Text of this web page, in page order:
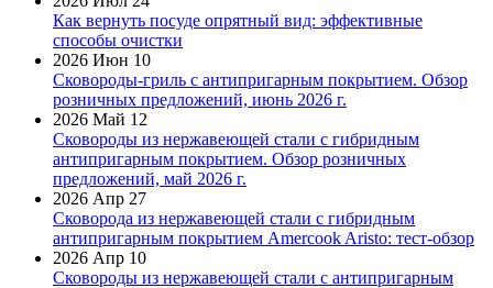
Как вернуть посуде опрятный вид: эффективные
способы очистки
2026 Июн 10
Сковороды-гриль с антипригарным покрытием. Обзор
розничных предложений, июнь 2026 г.
2026 Май 12
Сковороды из нержавеющей стали с гибридным
антипригарным покрытием. Обзор розничных
предложений, май 2026 г.
2026 Апр 27
Сковорода из нержавеющей стали с гибридным
антипригарным покрытием Amercook Aristo: тест-обзор
2026 Апр 10
Сковороды из нержавеющей стали с антипригарным